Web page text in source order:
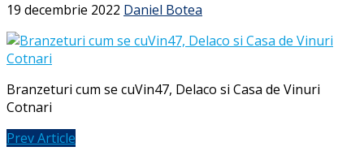
19 decembrie 2022 Daniel Botea
Branzeturi cum se cuVin47, Delaco si Casa de Vinuri
Cotnari
Prev Article